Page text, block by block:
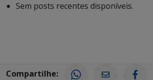
Sem posts recentes disponíveis.
Compartilhe: